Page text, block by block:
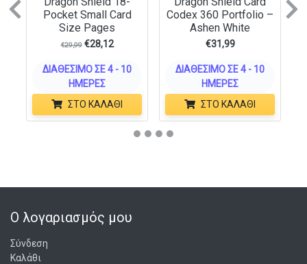
Pocket Small Card
Size Pages
€29,99 €28,12
ΔΙΑΘΈΣΙΜΟ ΣΕ 4 - 10
ΗΜΈΡΕΣ
ΣΤΟ ΚΑΛΆΘΙ
Codex 360 Portfolio –
Ashen White
€31,99
ΔΙΑΘΈΣΙΜΟ ΣΕ 4 - 10
ΗΜΈΡΕΣ
ΣΤΟ ΚΑΛΆΘΙ
Previous
Ο λογαριασμός μου
Σύνδεση
Καλάθι